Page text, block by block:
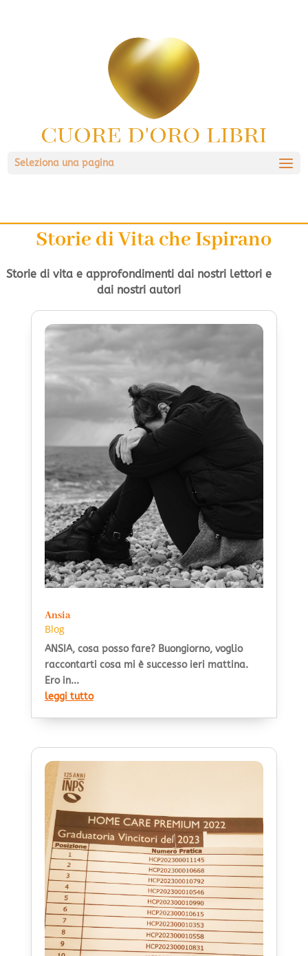
Seleziona una pagina
Storie di Vita che Ispirano
Storie di vita e approfondimenti dai nostri lettori e
dai nostri autori
Ansia
Blog
ANSIA, cosa posso fare? Buongiorno, voglio
raccontarti cosa mi è successo ieri mattina.
Ero in...
leggi tutto